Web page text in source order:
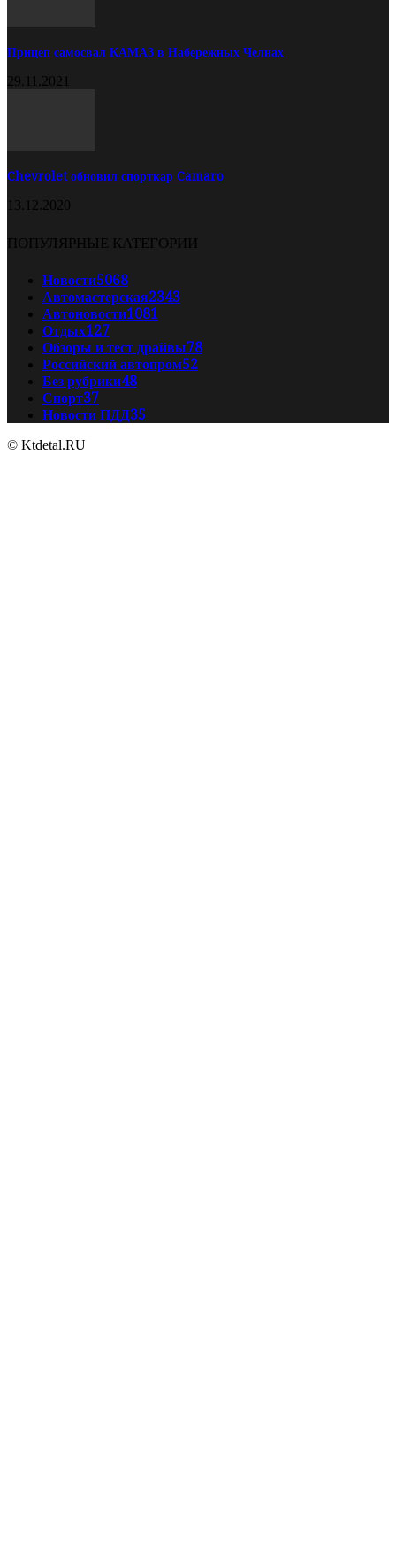
Прицеп самосвал КАМАЗ в Набережных Челнах
29.11.2021
Chevrolet обновил спорткар Camaro
13.12.2020
ПОПУЛЯРНЫЕ КАТЕГОРИИ
Новости5068
Автомастерская2343
Автоновости1081
Отдых127
Обзоры и тест драйвы78
Российский автопром52
Без рубрики48
Спорт37
Новости ПДД35
© Ktdetal.RU